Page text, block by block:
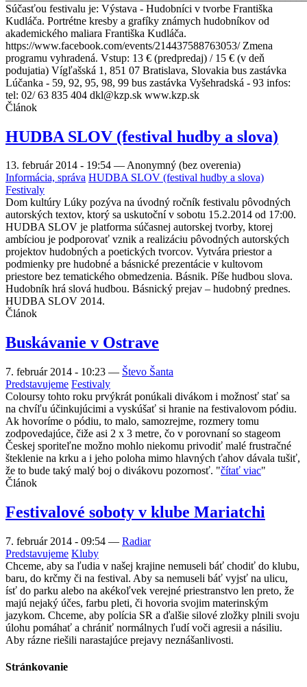
Súčasťou festivalu je: Výstava - Hudobníci v tvorbe Františka
Kudláča. Portrétne kresby a grafíky známych hudobníkov od
akademického maliara Františka Kudláča.
https://www.facebook.com/events/214437588763053/ Zmena
programu vyhradená. Vstup: 13 € (predpredaj) / 15 € (v deň
podujatia) Vígľašská 1, 851 07 Bratislava, Slovakia bus zastávka
Lúčanka - 59, 92, 95, 98, 99 bus zastávka Vyšehradská - 93 infos:
tel: 02/ 63 835 404 dkl@kzp.sk www.kzp.sk
Článok
HUDBA SLOV (festival hudby a slova)
13. február 2014 - 19:54 —Anonymný (bez overenia)
Informácia, správa HUDBA SLOV (festival hudby a slova)
Festivaly
Dom kultúry Lúky pozýva na úvodný ročník festivalu pôvodných
autorských textov, ktorý sa uskutoční v sobotu 15.2.2014 od 17:00.
HUDBA SLOV je platforma súčasnej autorskej tvorby, ktorej
ambíciou je podporovať vznik a realizáciu pôvodných autorských
projektov hudobných a poetických tvorcov. Vytvára priestor a
podmienky pre hudobné a básnické prezentácie v kultovom
priestore bez tematického obmedzenia. Básnik. Píše hudbou slova.
Hudobník hrá slová hudbou. Básnický prejav – hudobný prednes.
HUDBA SLOV 2014.
Článok
Buskávanie v Ostrave
7. február 2014 - 10:23 — Števo Šanta
Predstavujeme Festivaly
Coloursy tohto roku prvýkrát ponúkali divákom i možnosť stať sa
na chvíľu účinkujúcimi a vyskúšať si hranie na festivalovom pódiu.
Ak hovoríme o pódiu, to malo, samozrejme, rozmery tomu
zodpovedajúce, čiže asi 2 x 3 metre, čo v porovnaní so stageom
Českej sporiteľne možno mohlo niekomu privodiť malé frustračné
šteklenie na krku a i jeho poloha mimo hlavných ťahov dávala tušiť,
že to bude taký malý boj o divákovu pozornosť. "čítať viac"
Článok
Festivalové soboty v klube Mariatchi
7. február 2014 - 09:54 — Radiar
Predstavujeme Kluby
Chceme, aby sa ľudia v našej krajine nemuseli báť chodiť do klubu,
baru, do krčmy či na festival. Aby sa nemuseli báť vyjsť na ulicu,
ísť do parku alebo na akékoľvek verejné priestranstvo len preto, že
majú nejaký účes, farbu pleti, či hovoria svojim materinským
jazykom. Chceme, aby polícia SR a ďalšie silové zložky plnili svoju
úlohu pomáhať a chrániť normálnych ľudí voči agresii a násiliu.
Aby rázne riešili narastajúce prejavy neznášanlivosti.
Stránkovanie